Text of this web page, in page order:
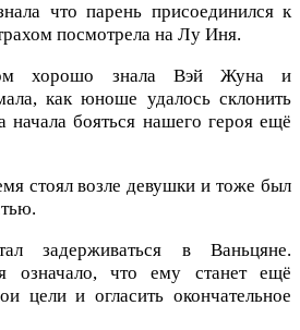
что парень присоединился к
посмотрела на Лу Иня.
хорошо знала Вэй Жуна и
как юноше удалось склонить
начала бояться нашего героя ещё
стоял возле девушки и тоже был
задерживаться в Ваньцяне.
означало, что ему станет ещё
цели и огласить окончательное